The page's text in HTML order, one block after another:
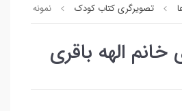
تصویرگری کتاب کودک نمونه کارهای
خانم الهه باقری